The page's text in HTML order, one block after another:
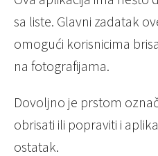
sa liste. Glavni zadatak
omogući korisnicima
na fotografijama.
Dovoljno je prstom
obrisati ili popraviti i
ostatak.